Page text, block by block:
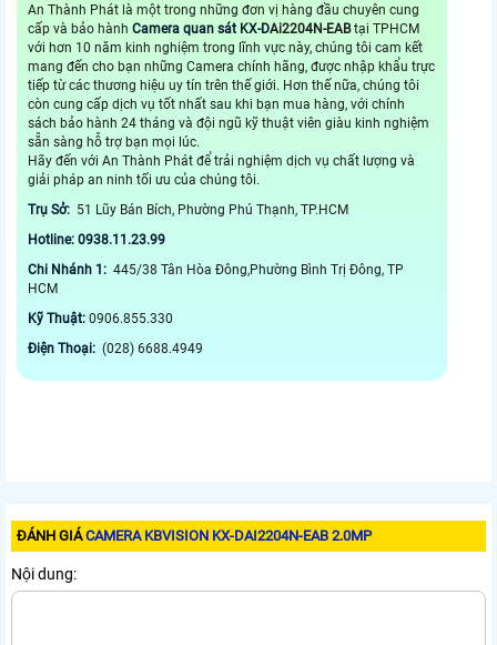
An Thành Phát là một trong những đơn vị hàng đầu chuyên cung
cấp và bảo hành Camera quan sát KX-DAi2204N-EABtại TPHCM
với hơn 10 năm kinh nghiệm trong lĩnh vực này, chúng tôi cam kết
mang đến cho bạn những Camera chính hãng, được nhập khẩu trực
tiếp từ các thương hiệu uy tín trên thế giới. Hơn thế nữa, chúng tôi
còn cung cấp dịch vụ tốt nhất sau khi bạn mua hàng, với chính
sách bảo hành 24 tháng và đội ngũ kỹ thuật viên giàu kinh nghiệm
sẵn sàng hỗ trợ bạn mọi lúc.
Hãy đến với An Thành Phát để trải nghiệm dịch vụ chất lượng và
giải pháp an ninh tối ưu của chúng tôi.
Trụ Sở: 51 Lũy Bán Bích, Phường Phú Thạnh, TP.HCM
Hotline: 0938.11.23.99
Chi Nhánh 1: 445/38 Tân Hòa Đông,Phường Bình Trị Đông, TP
HCM
Kỹ Thuật: 0906.855.330
Điện Thoại: (028) 6688.4949
ĐÁNH GIÁCAMERA KBVISION KX-DAI2204N-EAB 2.0MP
Nội dung: